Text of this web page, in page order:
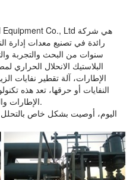
رائدة في تصنيع معدات إدارة
سنوات من البحث والتجربة
البلاستيك الانحلال الحراري
الإطارات، آلة تقطير نفايات
النفايات أو حرقها، تعد هذه
الإطارات والنفايات البلاستيكية وتحويلها إلى زيت.
اليوم، أوصيت بشكل خاص بالتحلل